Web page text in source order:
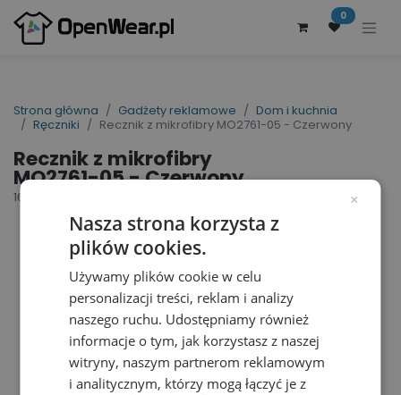
0
Strona główna Gadżety reklamowe
Dom i kuchnia
Ręczniki
Recznik z mikrofibry MO2761-05 - Czerwony
Recznik z mikrofibry
MO2761-05 - Czerwony
160373 ×
Nasza strona korzysta z
plików cookies.
Używamy plików cookie w celu
personalizacji treści, reklam i analizy
naszego ruchu. Udostępniamy również
informacje o tym, jak korzystasz z naszej
witryny, naszym partnerom reklamowym
i analitycznym, którzy mogą łączyć je z